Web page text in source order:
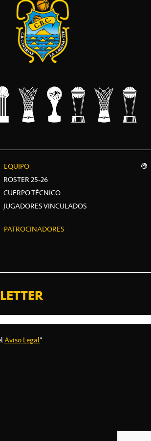
EQUIPO
ROSTER 25-26
CUERPO TÉCNICO
JUGADORES VINCULADOS
PATROCINADORES
Aviso Legal*